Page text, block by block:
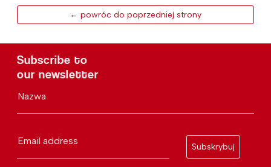
← powróc do poprzedniej strony
Subscribe to
our newsletter
Nazwa
Email address
Subskrybuj